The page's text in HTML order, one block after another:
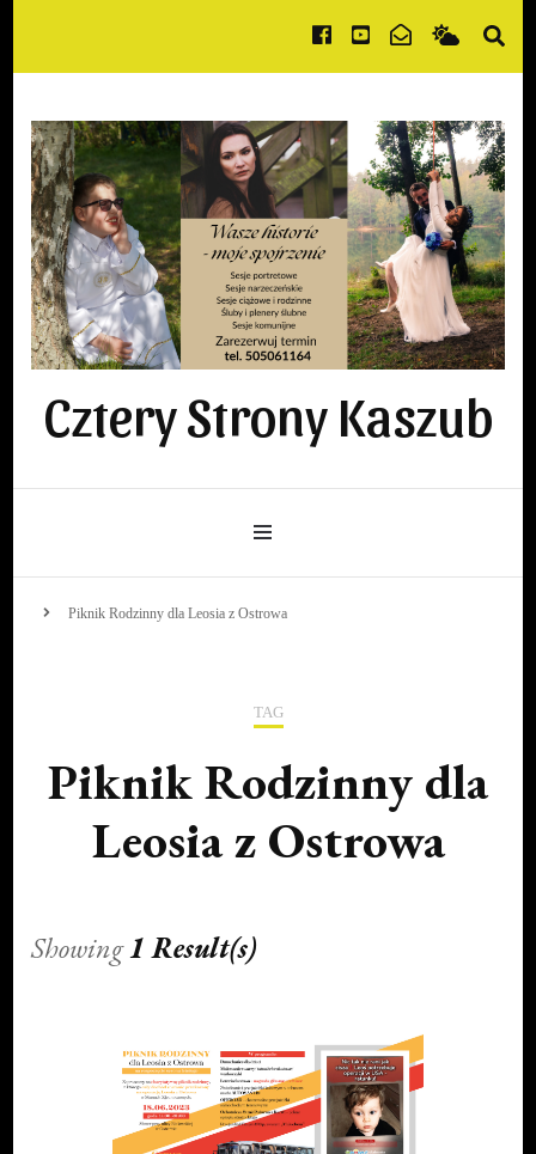
Cztery Strony Kaszub
Piknik Rodzinny dla Leosia z Ostrowa
TAG
Piknik Rodzinny dla
Leosia z Ostrowa
Showing1 Result(s)